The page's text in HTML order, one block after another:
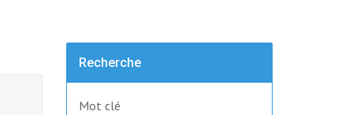
Recherche
Mot clé